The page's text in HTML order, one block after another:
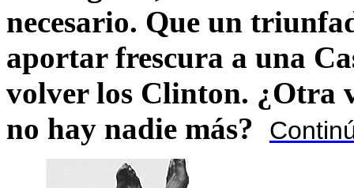
necesario. Que un
aportar frescura a una
volver los Clinton. ¿Otra
no hay nadie más?